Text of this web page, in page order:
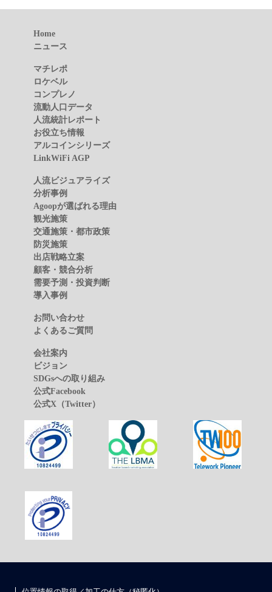
Home
ニュース
マチレポ
ロケベル
コンプレノ
流動人口データ
人流統計レポート
お役立ち情報
アルコインシリーズ
LinkWiFi AGP
人流ビジュアライズ
分析事例
Agoopが選ばれる理由
観光施策
交通施策・都市政策
防災施策
出店戦略立案
顧客・競合分析
需要予測・投資判断
導入事例
お問い合わせ
よくあるご質問
会社案内
ビジョン
SDGsへの取り組み
公式Facebook
公式X（Twitter）